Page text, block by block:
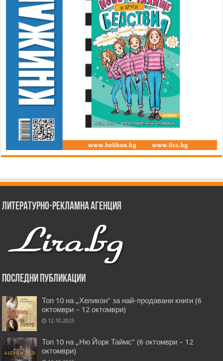
Литературно-рекламна агенция
Последни публикации
Топ 10 на „Хеликон” за най-продавани книги (6
октомври – 12 октомври)
12.10.2025
Топ 10 на „Ню Йорк Таймс” (6 октомври – 12
октомври)